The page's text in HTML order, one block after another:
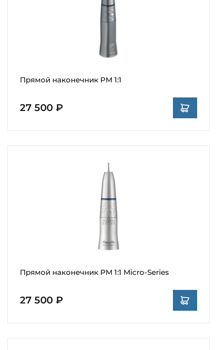
Прямой наконечник PM 1:1
27 500 ₽
Прямой наконечник PM 1:1 Micro-Series
27 500 ₽